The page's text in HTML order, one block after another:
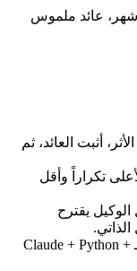
شهر، عائد ملموس
أثبت العائد، ثم
تكراراً وأقل
يقترح
ابدأ بـ Claude + Python +